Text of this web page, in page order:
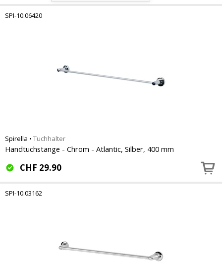
SPI-10.06420
Spirella • Tuchhalter
Handtuchstange - Chrom - Atlantic, Silber, 400 mm
CHF 29.90
SPI-10.03162